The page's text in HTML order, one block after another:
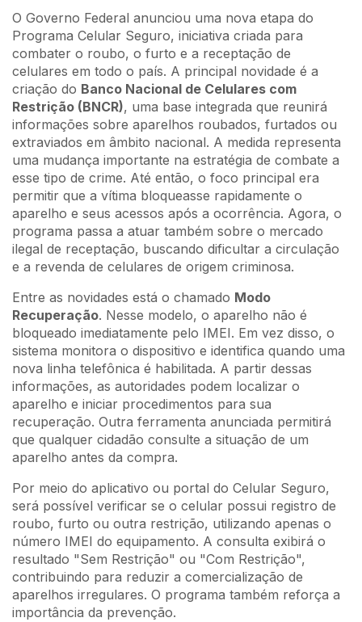
O Governo Federal anunciou uma nova etapa do
Programa Celular Seguro, iniciativa criada para
combater o roubo, o furto e a receptação de
celulares em todo o país. A principal novidade é a
criação do Banco Nacional de Celulares com
Restrição (BNCR), uma base integrada que reunirá
informações sobre aparelhos roubados, furtados ou
extraviados em âmbito nacional. A medida representa
uma mudança importante na estratégia de combate a
esse tipo de crime. Até então, o foco principal era
permitir que a vítima bloqueasse rapidamente o
aparelho e seus acessos após a ocorrência. Agora, o
programa passa a atuar também sobre o mercado
ilegal de receptação, buscando dificultar a circulação
e a revenda de celulares de origem criminosa.
Entre as novidades está o chamado Modo
Recuperação. Nesse modelo, o aparelho não é
bloqueado imediatamente pelo IMEI. Em vez disso, o
sistema monitora o dispositivo e identifica quando uma
nova linha telefônica é habilitada. A partir dessas
informações, as autoridades podem localizar o
aparelho e iniciar procedimentos para sua
recuperação. Outra ferramenta anunciada permitirá
que qualquer cidadão consulte a situação de um
aparelho antes da compra.
Por meio do aplicativo ou portal do Celular Seguro,
será possível verificar se o celular possui registro de
roubo, furto ou outra restrição, utilizando apenas o
número IMEI do equipamento. A consulta exibirá o
resultado "Sem Restrição" ou "Com Restrição",
contribuindo para reduzir a comercialização de
aparelhos irregulares. O programa também reforça a
importância da prevenção.